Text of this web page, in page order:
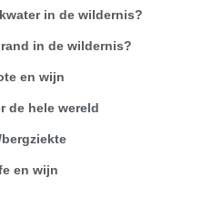
in de wildernis?
in de wildernis?
en wijn
de hele wereld
en wijn